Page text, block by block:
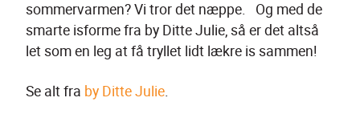
sommervarmen? Vi tror det næppe.   Og med de
smarte isforme fra by Ditte Julie, så er det altså
let som en leg at få tryllet lidt lækre is sammen!
Se alt fra by Ditte Julie